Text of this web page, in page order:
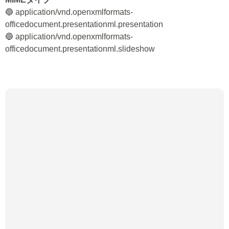
🔵 application/vnd.openxmlformats-
officedocument.presentationml.presentation
🔵 application/vnd.openxmlformats-
officedocument.presentationml.slideshow